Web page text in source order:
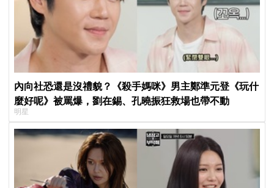
內向社恐還是沒禮貌？《殺手媽咪》男主鄭準元登《玩什
麼好呢》被罵爆，劉在錫、孔曉振狂救場也帶不動
明星